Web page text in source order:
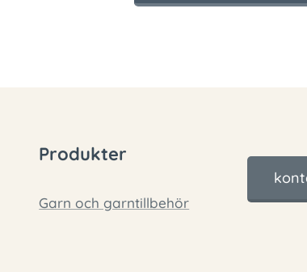
Produkter
Garn och garntillbehör